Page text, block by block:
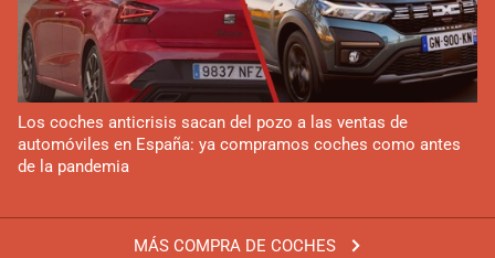
MÁS COMPRA DE COCHES
Los coches anticrisis sacan del pozo a las ventas de
automóviles en España: ya compramos coches como antes
de la pandemia